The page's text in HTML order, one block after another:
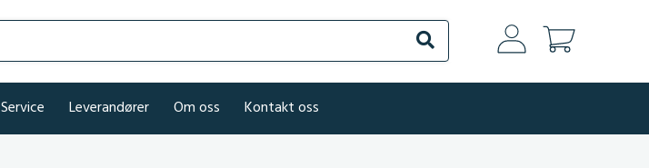
Søk
Service Leverandører Om oss Kontakt oss